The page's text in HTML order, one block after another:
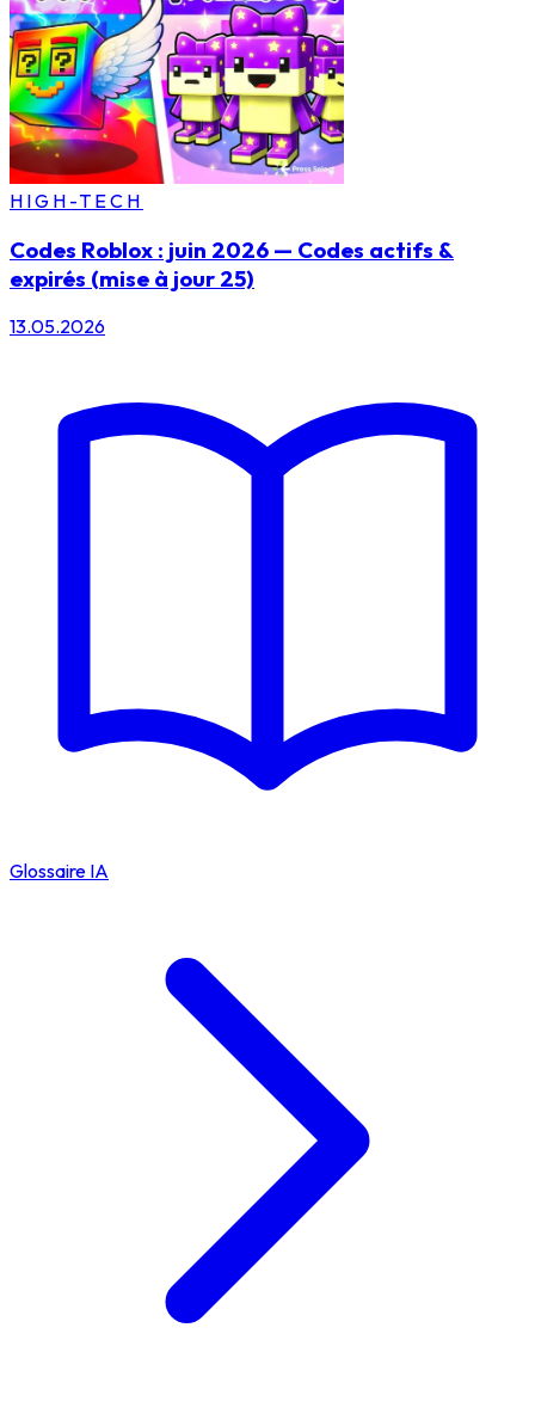
HIGH-TECH
Codes Roblox : juin 2026 — Codes actifs &
expirés (mise à jour 25)
13.05.2026
Glossaire IA